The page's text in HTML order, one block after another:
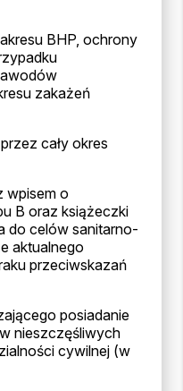
BHP, ochrony
zakażeń
cały okres
o
B oraz książeczki
do celów sanitarno-
aktualnego
przeciwskazań
posiadanie
nieszczęśliwych
cywilnej (w